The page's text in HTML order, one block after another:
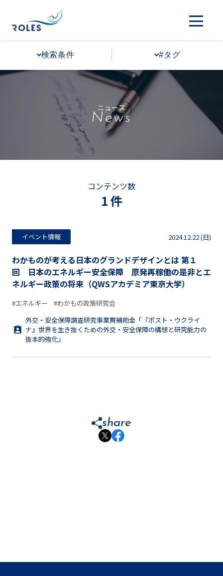
検索条件 #タグ
ニュース
News
コンテンツ数
1 件
イベント情報 2024.12.22 (日)
わかものが考える日本のグランドデザインとは 第１
回 日本のエネルギー安全保障 原発再稼働の是非とエ
ネルギー政策の将来（QWSアカデミア東京大学）
#エネルギー
#わかもの政策研究会
外交・安全保障調査研究事業費補助金「『ポスト・ウクライ
ナ』世界を生き抜くための外交・安全保障の構想と研究能力の
抜本的強化」
share